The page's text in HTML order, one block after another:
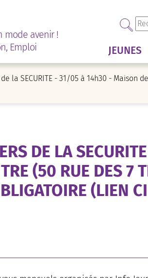
mode avenir !
Emploi
JEUNES
la SECURITE - 31/05 à 14h30 - Maison
DE LA
(50 RUE DES 7
(LIEN